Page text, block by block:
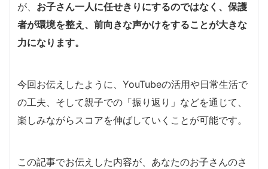
が、 お子さん一人に任せきりにするのではなく、保護
者が環境を整え、前向きな声かけをすることが大きな
力になります。
今回お伝えしたように、YouTubeの活用や日常生活で
の工夫、そして親子での「振り返り」などを通じて、
楽しみながらスコアを伸ばしていくことが可能です。
この記事でお伝えした内容が、あなたのお子さんのさ